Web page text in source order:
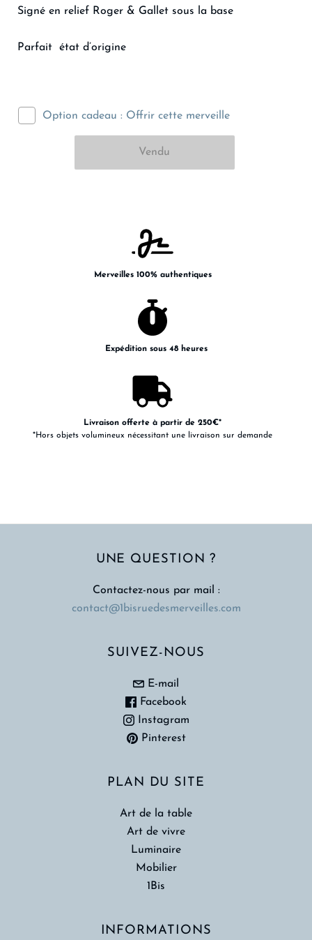
Signé en relief Roger & Gallet sous la base
Parfait état d’origine
Option cadeau : Offrir cette merveille
Merveilles 100% authentiques
Expédition sous 48 heures
Livraison offerte à partir de 250€*
*Hors objets volumineux nécessitant une livraison sur demande
UNE QUESTION ?
Contactez-nous par mail :
contact@1bisruedesmerveilles.com
SUIVEZ-NOUS
E-mail
Facebook
Instagram
Pinterest
PLAN DU SITE
Art de la table
Art de vivre
Luminaire
Mobilier
1Bis
INFORMATIONS